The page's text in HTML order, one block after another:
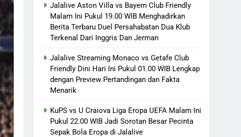
Jalalive Aston Villa vs Bayern Club Friendly
Malam Ini Pukul 19.00 WIB Menghadirkan
Berita Terbaru Duel Persahabatan Dua Klub
Terkenal Dari Inggris Dan Jerman
Jalalive Streaming Monaco vs Getafe Club
Friendly Dini Hari Ini Pukul 01.00 WIB Lengkap
dengan Preview Pertandingan dan Fakta
Menarik
KuPS vs U Craiova Liga Eropa UEFA Malam Ini
Pukul 22.00 WIB Jadi Sorotan Besar Pecinta
Sepak Bola Eropa di Jalalive